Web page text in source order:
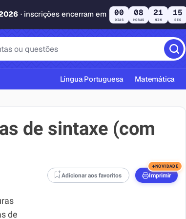
· inscrições encerram em 00
DIAS
08
HORAS
21
MIN
15
SEG
ABNT
Língua Portuguesa Matemática
de sintaxe (com
Adicionar aos favoritos Imprimir
+NOVIDADE
de